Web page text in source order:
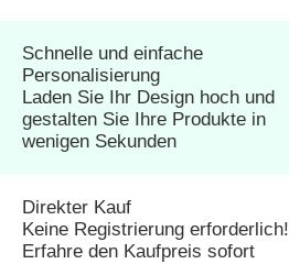
Schnelle und einfache
Personalisierung
Laden Sie Ihr Design hoch und
gestalten Sie Ihre Produkte in
wenigen Sekunden
Direkter Kauf
Keine Registrierung erforderlich!
Erfahre den Kaufpreis sofort